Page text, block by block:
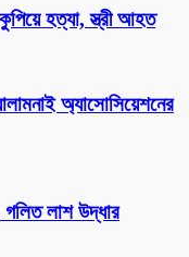
হত্যা, স্ত্রী আহত
অ্যাসোসিয়েশনের
গলিত লাশ উদ্ধার